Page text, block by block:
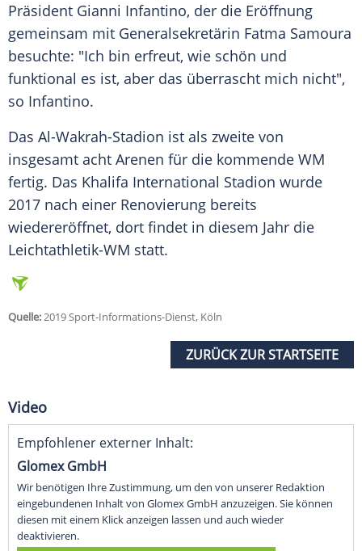
Präsident Gianni Infantino, der die Eröffnung
gemeinsam mit Generalsekretärin Fatma Samoura
besuchte: "Ich bin erfreut, wie schön und
funktional es ist, aber das überrascht mich nicht",
so Infantino.
Das Al-Wakrah-Stadion ist als zweite von
insgesamt acht Arenen für die kommende WM
fertig. Das Khalifa International Stadion wurde
2017 nach einer Renovierung bereits
wiedereröffnet, dort findet in diesem Jahr die
Leichtathletik-WM statt.
Quelle:2019 Sport-Informations-Dienst, Köln
ZURÜCK ZUR STARTSEITE
Video
Empfohlener externer Inhalt:
Glomex GmbH
Wir benötigen Ihre Zustimmung, um den von unserer Redaktion
eingebundenen Inhalt von Glomex GmbH anzuzeigen. Sie können
diesen mit einem Klick anzeigen lassen und auch wieder
deaktivieren.